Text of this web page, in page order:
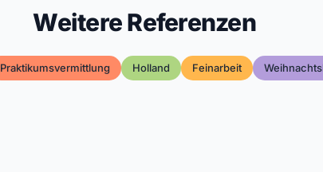
Weitere Referenzen
Praktikumsvermittlung Holland Feinarbeit